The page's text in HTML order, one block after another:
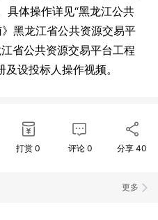
具体操作详见“黑龙江公共
黑龙江省公共资源交易平
省公共资源交易平台工程
设投标人操作视频。
打赏 0 评论 0 分享40
更多